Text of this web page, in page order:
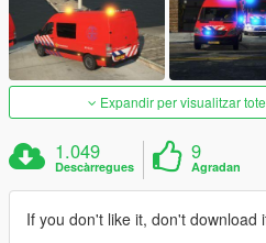
Expandir per visualitzar
1.049
Descàrregues
9
Agradan
If you don't like it, don't download